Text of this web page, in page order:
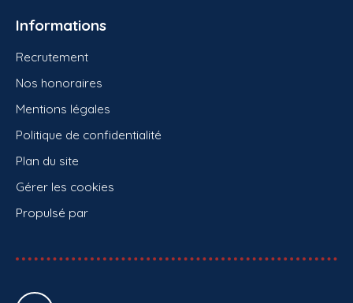
Informations
Recrutement
Nos honoraires
Mentions légales
Politique de confidentialité
Plan du site
Gérer les cookies
Propulsé par